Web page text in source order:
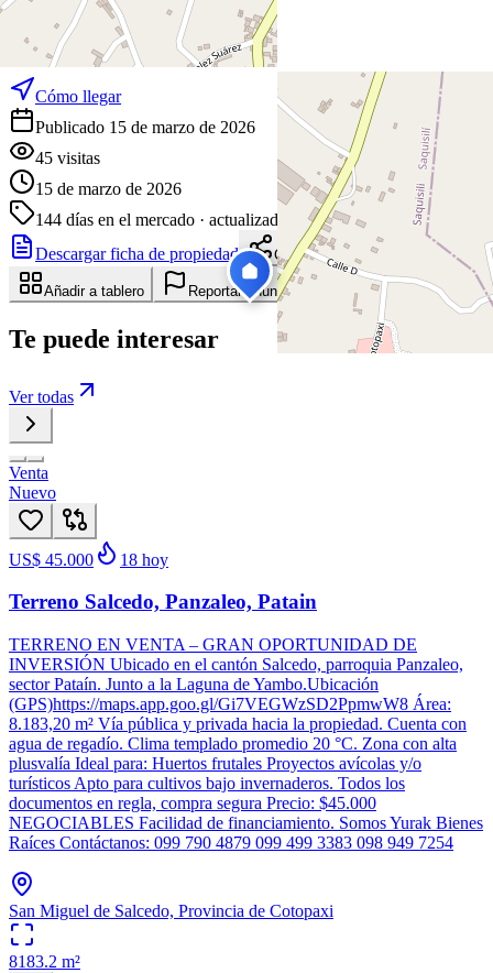
|©OpenStreetMap
Coordenadas:-0.822573,-78.668200
Cómo llegar
Publicado 15 de marzo de 2026
45 visitas
15 de marzo de 2026
144 días en el mercado · actualizado hace 5 días
Descargar ficha de propiedad
Compartir
Añadir a tablero Reportar anuncio
Te puede interesar
Ver todas
Venta
Nuevo
US$ 45.000 18 hoy
Terreno Salcedo, Panzaleo, Patain
TERRENO EN VENTA – GRAN OPORTUNIDAD DE
INVERSIÓN Ubicado en el cantón Salcedo, parroquia Panzaleo,
sector Pataín. Junto a la Laguna de Yambo.Ubicación
(GPS)https://maps.app.goo.gl/Gi7VEGWzSD2PpmwW8 Área:
8.183,20 m² Vía pública y privada hacia la propiedad. Cuenta con
agua de regadío. Clima templado promedio 20 °C. Zona con alta
plusvalía Ideal para: Huertos frutales Proyectos avícolas y/o
turísticos Apto para cultivos bajo invernaderos. Todos los
documentos en regla, compra segura Precio: $45.000
NEGOCIABLES Facilidad de financiamiento. Somos Yurak Bienes
Raíces Contáctanos: 099 790 4879 099 499 3383 098 949 7254
San Miguel de Salcedo, Provincia de Cotopaxi
8183.2 m²